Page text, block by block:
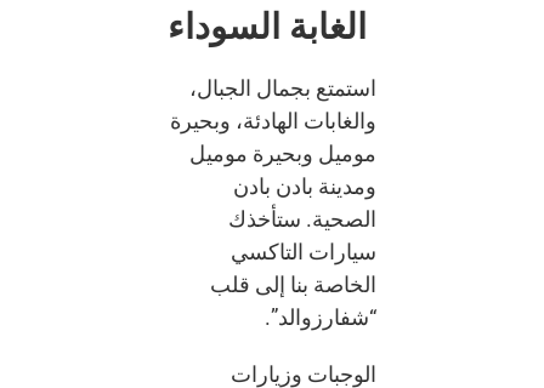
الغابة السوداء
استمتع بجمال الجبال،
والغابات الهادئة، وبحيرة
موميل وبحيرة موميل
ومدينة بادن بادن
الصحية. ستأخذك
سيارات التاكسي
الخاصة بنا إلى قلب
“شفارزوالد”.
الوجبات وزيارات